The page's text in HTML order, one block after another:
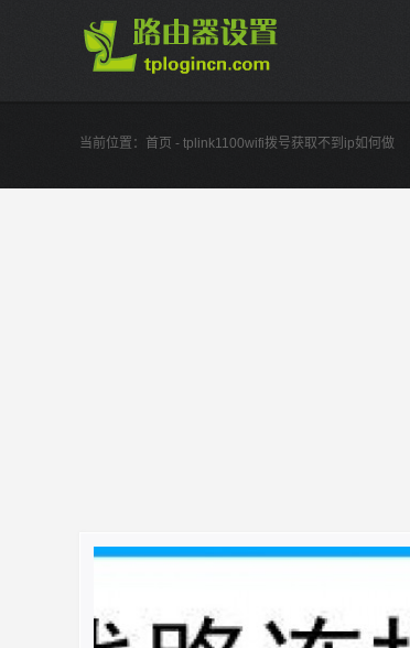
当前位置： 首页 - tplink1100wifi拨号获取不到ip如何做